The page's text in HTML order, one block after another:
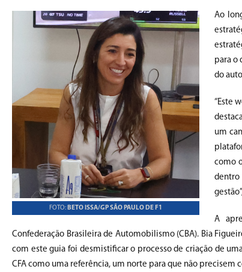
FOTO: BETO ISSA/GP SÃO PAULO DE F1
Ao
para o
do
“Este
um
como
dentro
A
Confederação Brasileira de Automobilismo (CBA). Bia
com este guia foi desmistificar o processo de criação de
CFA como uma referência, um norte para que não precisem